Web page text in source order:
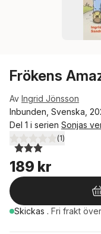
Frökens
Av Ingrid Jönsson
Inbunden, Svenska,
Del 1 i serien Sonjas
3,0utav 5 stjärnor.
(1)
189 kr
Skickas . Fri frakt